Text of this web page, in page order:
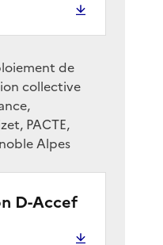
de
collective
PACTE,
Alpes
D-Accef